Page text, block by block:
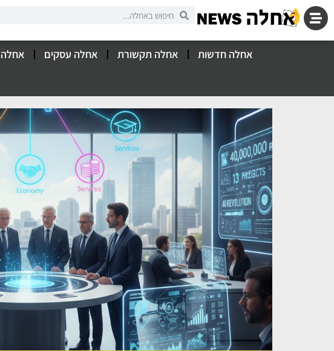
אחלה חדשות אחלה תקשורת אחלה עסקים